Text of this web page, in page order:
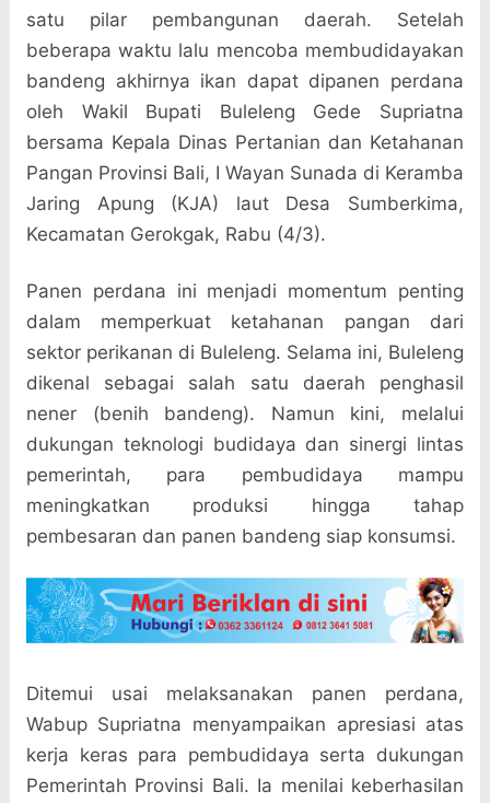
satu pilar pembangunan daerah. Setelah
beberapa waktu lalu mencoba membudidayakan
bandeng akhirnya ikan dapat dipanen perdana
oleh Wakil Bupati Buleleng Gede Supriatna
bersama Kepala Dinas Pertanian dan Ketahanan
Pangan Provinsi Bali, I Wayan Sunada di Keramba
Jaring Apung (KJA) laut Desa Sumberkima,
Kecamatan Gerokgak, Rabu (4/3).
Panen perdana ini menjadi momentum penting
dalam memperkuat ketahanan pangan dari
sektor perikanan di Buleleng. Selama ini, Buleleng
dikenal sebagai salah satu daerah penghasil
nener (benih bandeng). Namun kini, melalui
dukungan teknologi budidaya dan sinergi lintas
pemerintah, para pembudidaya mampu
meningkatkan produksi hingga tahap
pembesaran dan panen bandeng siap konsumsi.
Ditemui usai melaksanakan panen perdana,
Wabup Supriatna menyampaikan apresiasi atas
kerja keras para pembudidaya serta dukungan
Pemerintah Provinsi Bali. Ia menilai keberhasilan